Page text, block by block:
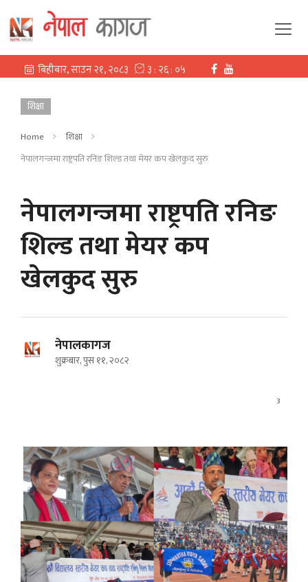
शिक्षा
Home
शिक्षा
नेपालगन्जमा राष्ट्रपति रनिङ शिल्ड तथा मेयर कप खेलकुद सुरु
नेपालगन्जमा राष्ट्रपति रनिङ
शिल्ड तथा मेयर कप
खेलकुद सुरु
नेपालकागज
शुक्रबार, पुस ११, २०८२
3